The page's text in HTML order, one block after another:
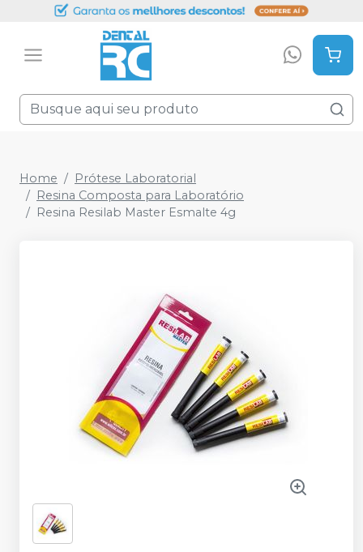
Home
Prótese Laboratorial
Resina Composta para Laboratório
Resina Resilab Master Esmalte 4g